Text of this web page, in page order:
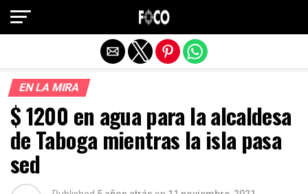
EN LA MIRA
$ 1200 en agua para la alcaldesa
de Taboga mientras la isla pasa
sed
Salir de la versión móvil